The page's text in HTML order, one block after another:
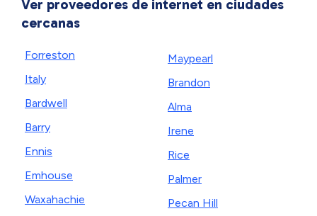
Ver proveedores de internet en ciudades
cercanas
Forreston
Italy
Bardwell
Barry
Ennis
Emhouse
Waxahachie
Maypearl
Brandon
Alma
Irene
Rice
Palmer
Pecan Hill